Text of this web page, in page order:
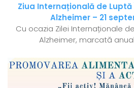
Ziua Internațională de
Alzheimer – 21
Cu ocazia Zilei Internaționale
Alzheimer, marcată